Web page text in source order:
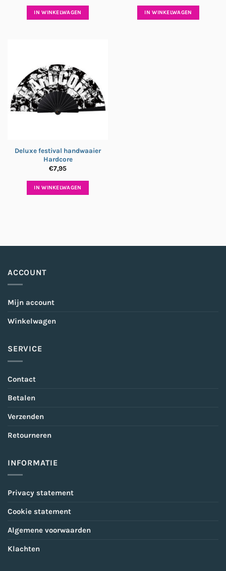
IN WINKELWAGEN IN WINKELWAGEN
Deluxe festival handwaaier
Hardcore
€7,95
IN WINKELWAGEN
ACCOUNT
Mijn account
Winkelwagen
SERVICE
Contact
Betalen
Verzenden
Retourneren
INFORMATIE
Privacy statement
Cookie statement
Algemene voorwaarden
Klachten